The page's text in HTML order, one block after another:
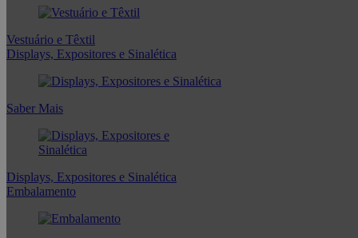
Vestuário e Têxtil
Displays, Expositores e Sinalética
Saber Mais
Displays, Expositores e Sinalética
Embalamento